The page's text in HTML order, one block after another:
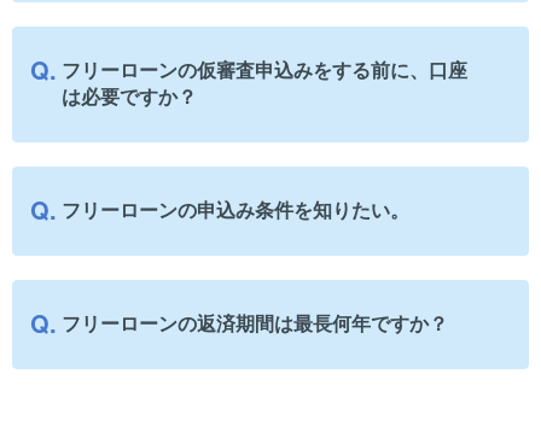
フリーローンの仮審査申込みをする前に、口座
は必要ですか？
フリーローンの申込み条件を知りたい。
フリーローンの返済期間は最長何年ですか？